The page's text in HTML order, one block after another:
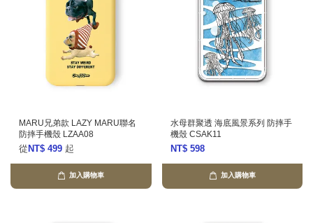
MARU兄弟款 LAZY MARU聯名
防摔手機殼 LZAA08
從 NT$ 499 起
加入購物車
水母群聚透 海底風景系列 防摔手
機殼 CSAK11
NT$ 598
加入購物車